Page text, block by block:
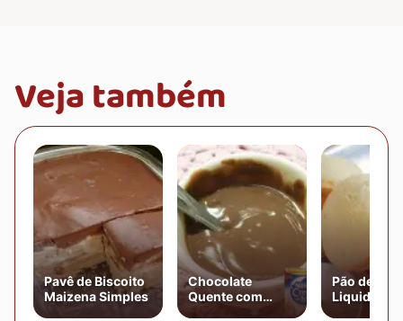
Veja também
Pavê de Biscoito
Maizena Simples
Chocolate
Quente com
Creme de Leite
Pão de